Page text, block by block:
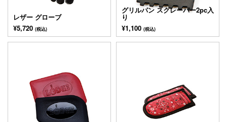
レザー グローブ
¥5,720 (税込)
グリルパン スクレーパー2pc入
り
¥1,100 (税込)